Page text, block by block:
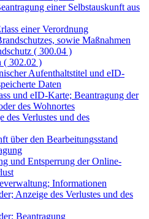
einer Selbstauskunft aus
einer Verordnung
sowie Maßnahmen
( 300.04 )
( 302.02 )
Aufenthaltstitel und eID-
Daten
und eID-Karte; Beantragung der
des Wohnortes
des Verlustes und des
über den Bearbeitungsstand
und Entsperrung der Online-
Informationen
Anzeige des Verlustes und des
Beantragung